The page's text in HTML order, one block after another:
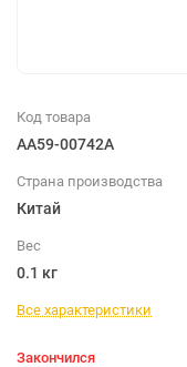
Код товара
AA59-00742A
Страна производства
Китай
Вес
0.1 кг
Все характеристики
Закончился